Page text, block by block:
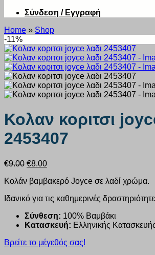
Σύνδεση / Εγγραφή
Home » Shop
-11%
Κολαν κοριτσι
2453407
€9.00 Original
was:
€8.00Η
τιμή
€8.00.
Κολάν βαμβακερό Joyce σε λαδί χρώμα.
Ιδανικό για τις καθημερινές
Σύνθεση: 100% Βαμβάκι
Κατασκευή: Ελληνικής
Βρείτε το μέγεθός σας!